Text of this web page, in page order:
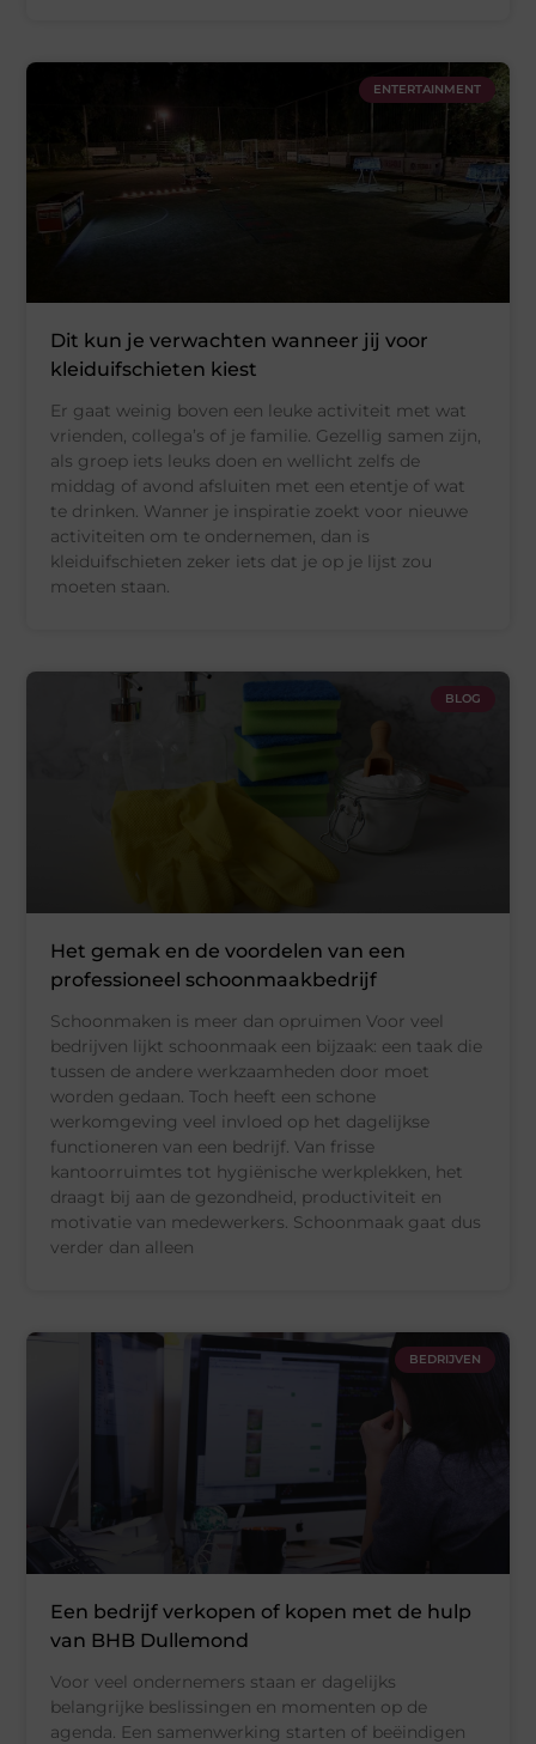
ENTERTAINMENT
Dit kun je verwachten wanneer jij voor
kleiduifschieten kiest
Er gaat weinig boven een leuke activiteit met wat
vrienden, collega’s of je familie. Gezellig samen zijn,
als groep iets leuks doen en wellicht zelfs de
middag of avond afsluiten met een etentje of wat
te drinken. Wanner je inspiratie zoekt voor nieuwe
activiteiten om te ondernemen, dan is
kleiduifschieten zeker iets dat je op je lijst zou
moeten staan.
BLOG
Het gemak en de voordelen van een
professioneel schoonmaakbedrijf
Schoonmaken is meer dan opruimen Voor veel
bedrijven lijkt schoonmaak een bijzaak: een taak die
tussen de andere werkzaamheden door moet
worden gedaan. Toch heeft een schone
werkomgeving veel invloed op het dagelijkse
functioneren van een bedrijf. Van frisse
kantoorruimtes tot hygiënische werkplekken, het
draagt bij aan de gezondheid, productiviteit en
motivatie van medewerkers. Schoonmaak gaat dus
verder dan alleen
BEDRIJVEN
Een bedrijf verkopen of kopen met de hulp
van BHB Dullemond
Voor veel ondernemers staan er dagelijks
belangrijke beslissingen en momenten op de
agenda. Een samenwerking starten of beëindigen